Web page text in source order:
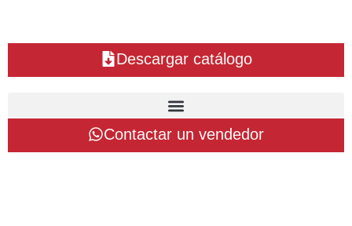
Descargar catálogo
Contactar un vendedor